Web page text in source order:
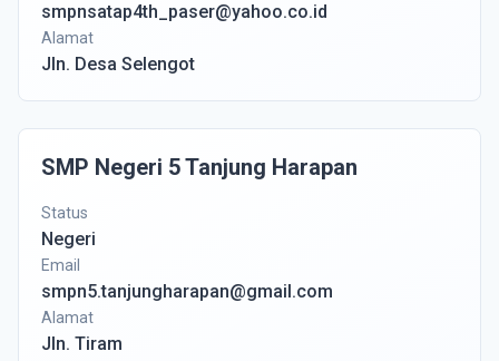
smpnsatap4th_paser@yahoo.co.id
Alamat
Jln. Desa Selengot
SMP Negeri 5 Tanjung Harapan
Status
Negeri
Email
smpn5.tanjungharapan@gmail.com
Alamat
Jln. Tiram